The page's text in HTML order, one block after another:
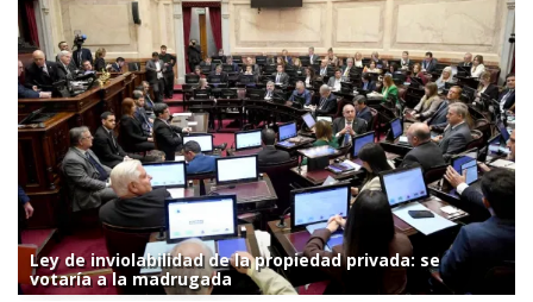
Ley de inviolabilidad de la propiedad privada: se
votaría a la madrugada